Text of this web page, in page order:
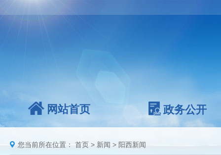
网站首页 政务公开
您当前所在位置： 首页 > 新闻 > 阳西新闻